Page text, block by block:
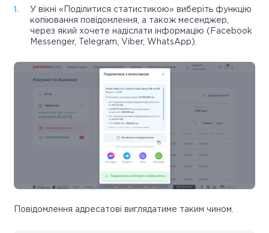
У вікні «Поділитися статистикою» виберіть функцію
копіювання повідомлення, а також месенджер,
через який хочете надіслати інформацію (Facebook
Messenger, Telegram, Viber, WhatsApp).
Повідомлення адресатові виглядатиме таким чином.